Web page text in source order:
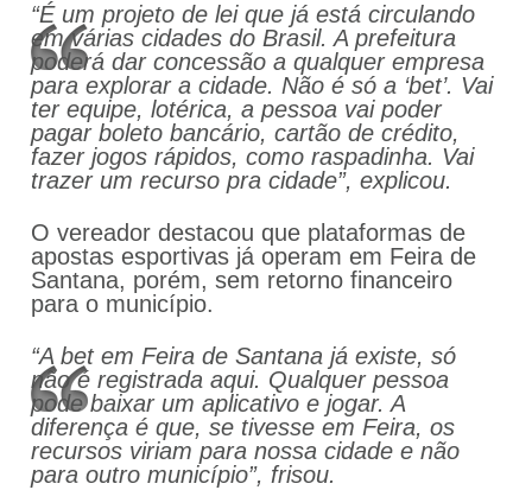
“É um projeto de lei que já está circulando
em várias cidades do Brasil. A prefeitura
poderá dar concessão a qualquer empresa
para explorar a cidade. Não é só a ‘bet’. Vai
ter equipe, lotérica, a pessoa vai poder
pagar boleto bancário, cartão de crédito,
fazer jogos rápidos, como raspadinha. Vai
trazer um recurso pra cidade”, explicou.
O vereador destacou que plataformas de
apostas esportivas já operam em Feira de
Santana, porém, sem retorno financeiro
para o município.
“A bet em Feira de Santana já existe, só
não é registrada aqui. Qualquer pessoa
pode baixar um aplicativo e jogar. A
diferença é que, se tivesse em Feira, os
recursos viriam para nossa cidade e não
para outro município”, frisou.